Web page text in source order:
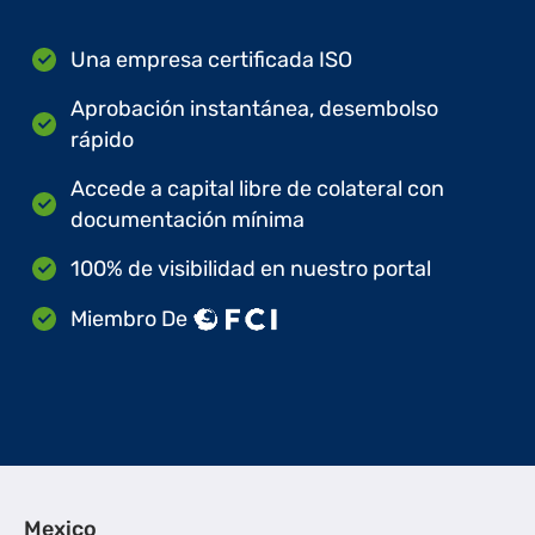
Una empresa certificada ISO
Aprobación instantánea, desembolso
rápido
Accede a capital libre de colateral con
documentación mínima
100% de visibilidad en nuestro portal
Miembro De
Mexico